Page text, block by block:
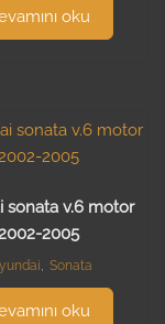
oku
sonata v.6 motor
2005
Sonata
oku